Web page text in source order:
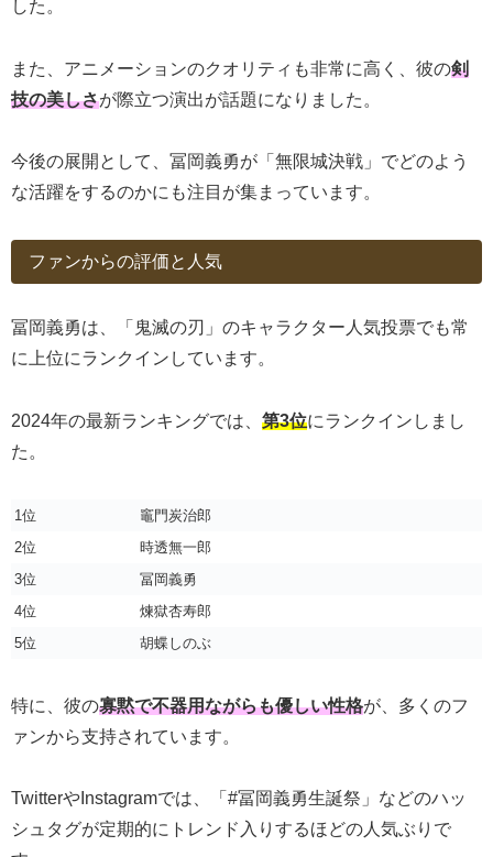
した。
また、アニメーションのクオリティも非常に高く、彼の剣
技の美しさが際立つ演出が話題になりました。
今後の展開として、冨岡義勇が「無限城決戦」でどのよう
な活躍をするのかにも注目が集まっています。
ファンからの評価と人気
冨岡義勇は、「鬼滅の刃」のキャラクター人気投票でも常
に上位にランクインしています。
2024年の最新ランキングでは、 第3位にランクインしまし
た。
1位
竈門炭治郎
2位
時透無一郎
3位
冨岡義勇
4位
煉獄杏寿郎
5位
胡蝶しのぶ
特に、彼の寡黙で不器用ながらも優しい性格が、多くのフ
ァンから支持されています。
TwitterやInstagramでは、「#冨岡義勇生誕祭」などのハッ
シュタグが定期的にトレンド入りするほどの人気ぶりで